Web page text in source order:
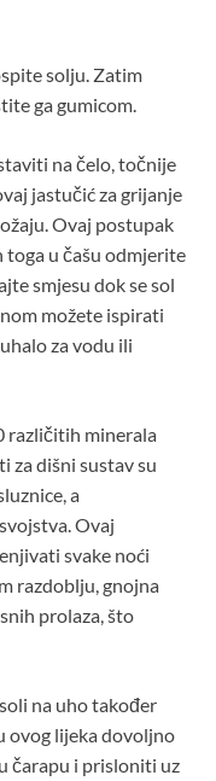
solju. Zatim
ga gumicom.
na čelo, točnije
jastučić za grijanje
Ovaj postupak
u čašu odmjerite
smjesu dok se sol
možete ispirati
za vodu ili
različitih minerala
za dišni sustav su
a
Ovaj
​​svake noći
razdoblju, gnojna
prolaza, što
na uho također
ovog lijeka dovoljno
čarapu i prisloniti uz